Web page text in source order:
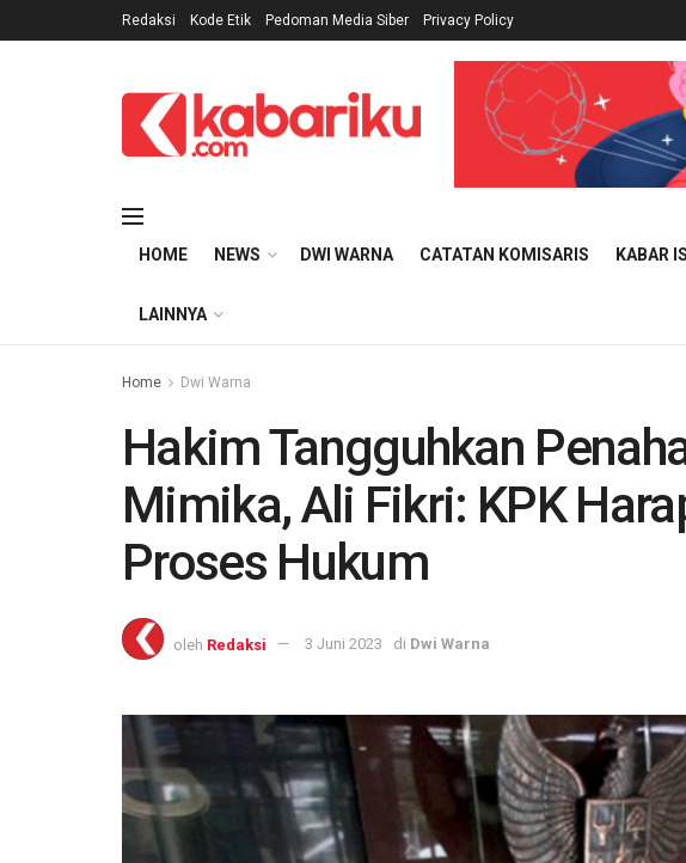
Redaksi Kode Etik Pedoman Media Siber Privacy Policy
HOME NEWS DWI WARNA CATATAN KOMISARIS KABAR
LAINNYA
Home Dwi Warna
Hakim Tangguhkan
Mimika, Ali Fikri: KPK
Proses Hukum
oleh Redaksi 3 Juni 2023 di Dwi Warna